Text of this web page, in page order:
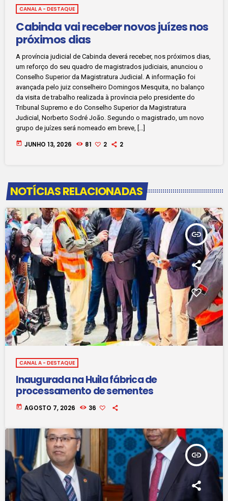
CANAL A - DESTAQUE
Cabinda vai receber novos juízes nos
próximos dias
A província judicial de Cabinda deverá receber, nos próximos dias,
um reforço do seu quadro de magistrados judiciais, anunciou o
Conselho Superior da Magistratura Judicial. A informação foi
avançada pelo juiz conselheiro Domingos Mesquita, no balanço
da visita de trabalho realizada à província pelo presidente do
Tribunal Supremo e do Conselho Superior da Magistratura
Judicial, Norberto Sodré João. Segundo o magistrado, um novo
grupo de juízes será nomeado em breve, […]
today JUNHO 13, 2026 81 2 2
NOTÍCIAS RELACIONADAS
insert_link
CANAL A - DESTAQUE
Inaugurada na Huila fábrica de
processamento de sementes
today AGOSTO 7, 2026 36
insert_link